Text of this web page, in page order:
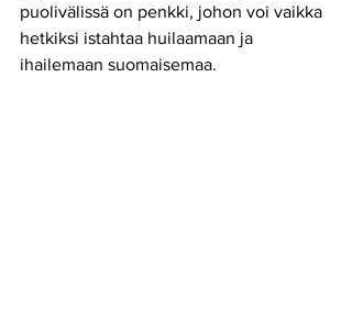
puolivälissä on penkki, johon voi vaikka
hetkiksi istahtaa huilaamaan ja
ihailemaan suomaisemaa.